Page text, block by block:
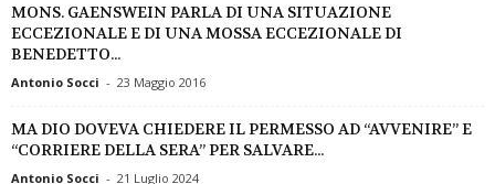
MONS. GAENSWEIN PARLA DI UNA SITUAZIONE
ECCEZIONALE E DI UNA MOSSA ECCEZIONALE DI
BENEDETTO...
Antonio Socci - 23 Maggio 2016
MA DIO DOVEVA CHIEDERE IL PERMESSO AD “AVVENIRE” E
“CORRIERE DELLA SERA” PER SALVARE...
Antonio Socci - 21 Luglio 2024